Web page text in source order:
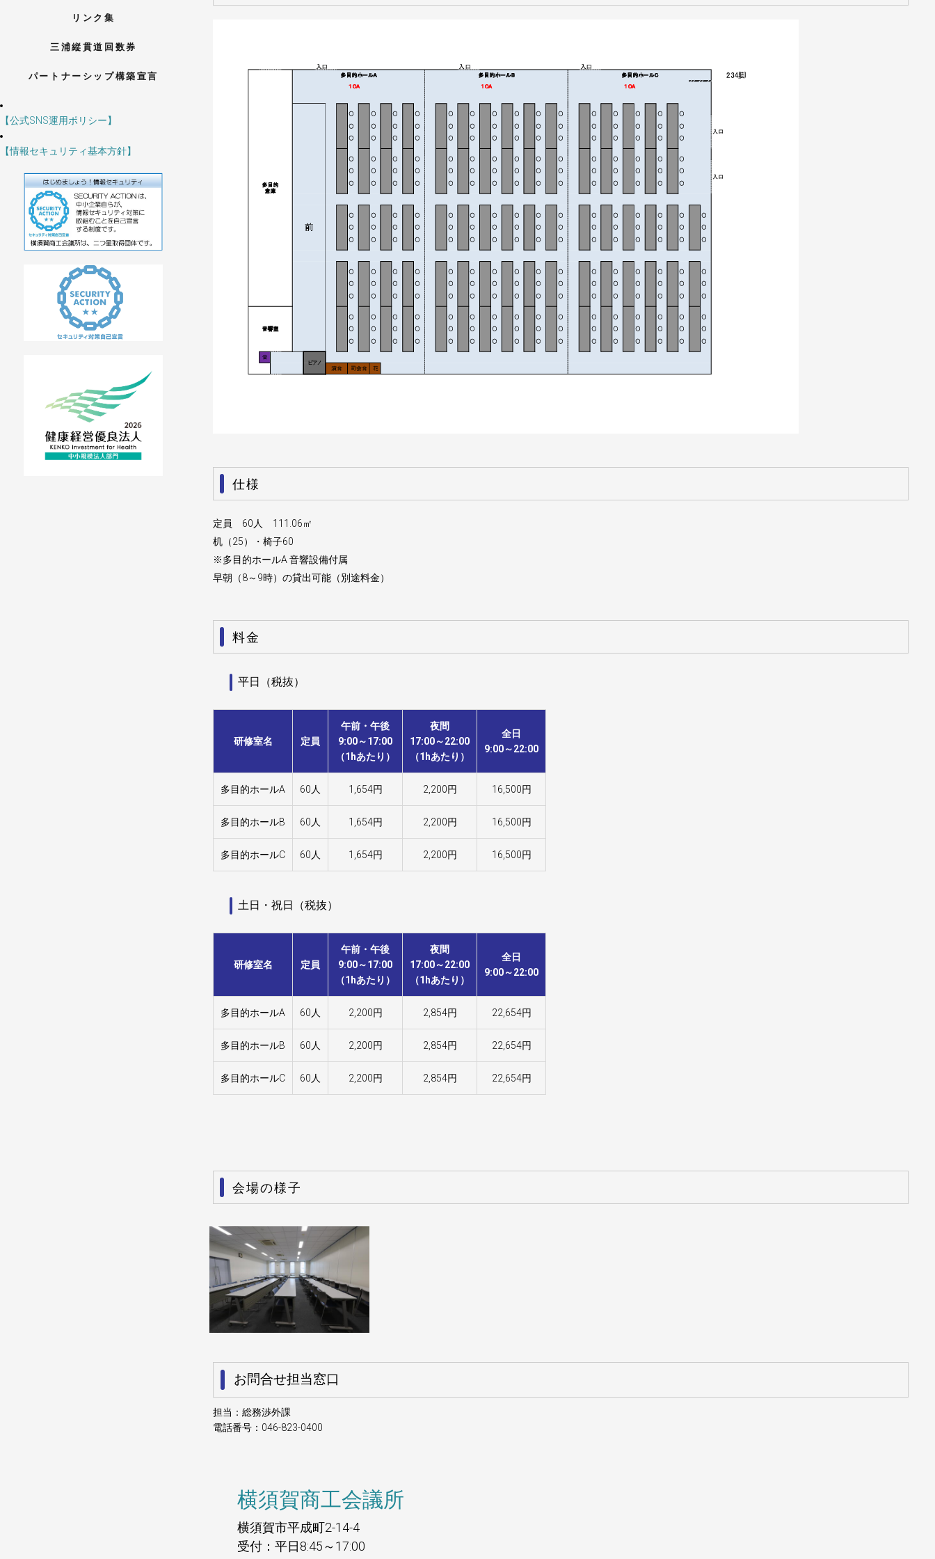
リンク集
三浦縦貫道回数券
パートナーシップ構築宣言
【公式SNS運用ポリシー】
【情報セキュリティ基本方針】
仕様
定員 60人 111.06㎡
机（25）・椅子60
※多目的ホールA 音響設備付属
早朝（8～9時）の貸出可能（別途料金）
料金
平日（税抜）
研修室名 定員
午前・午後
9:00～17:00
（1hあたり）
夜間
17:00～22:00
（1hあたり）
全日
9:00～22:00
多目的ホールA 60人 1,654円 2,200円 16,500円
多目的ホールB 60人 1,654円 2,200円 16,500円
多目的ホールC 60人 1,654円 2,200円 16,500円
土日・祝日（税抜）
研修室名 定員
午前・午後
9:00～17:00
（1hあたり）
夜間
17:00～22:00
（1hあたり）
全日
9:00～22:00
多目的ホールA 60人 2,200円 2,854円 22,654円
多目的ホールB 60人 2,200円 2,854円 22,654円
多目的ホールC 60人 2,200円 2,854円 22,654円
会場の様子
お問合せ担当窓口
担当：総務渉外課
電話番号：046-823-0400
横須賀商工会議所
横須賀市平成町2-14-4
受付：平日8:45～17:00